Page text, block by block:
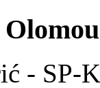
- SP-